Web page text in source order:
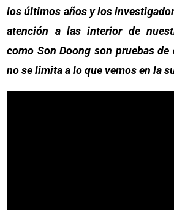
los últimos años y los
atención a las interior de
como Son Doong son pruebas
no se limita a lo que vemos en la